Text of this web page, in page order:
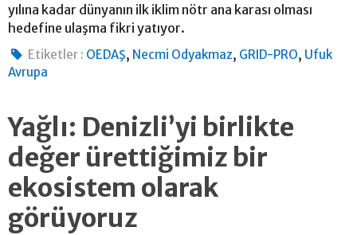
yılına kadar dünyanın ilk iklim nötr ana karası olması
hedefine ulaşma fikri yatıyor.
Etiketler : OEDAŞ, Necmi Odyakmaz, GRID-PRO, Ufuk
Avrupa
Yağlı: Denizli’yi birlikte
değer ürettiğimiz bir
ekosistem olarak
görüyoruz